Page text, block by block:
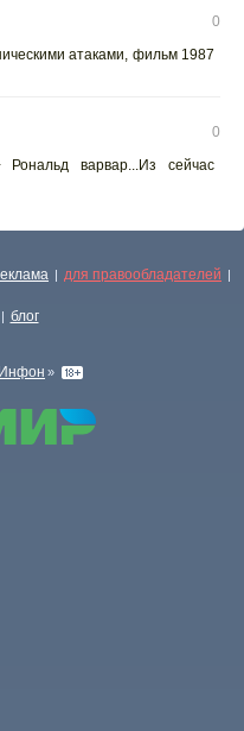
0
атаками, фильм 1987
0
Рональд варвар...Из сейчас
| для правообладателей |
| блог
Инфон »